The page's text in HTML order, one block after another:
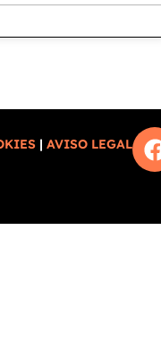
|AVISO LEGAL